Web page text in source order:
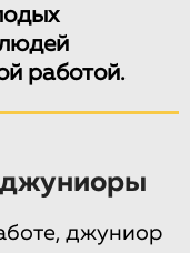
работой.
джуниоры
джуниор